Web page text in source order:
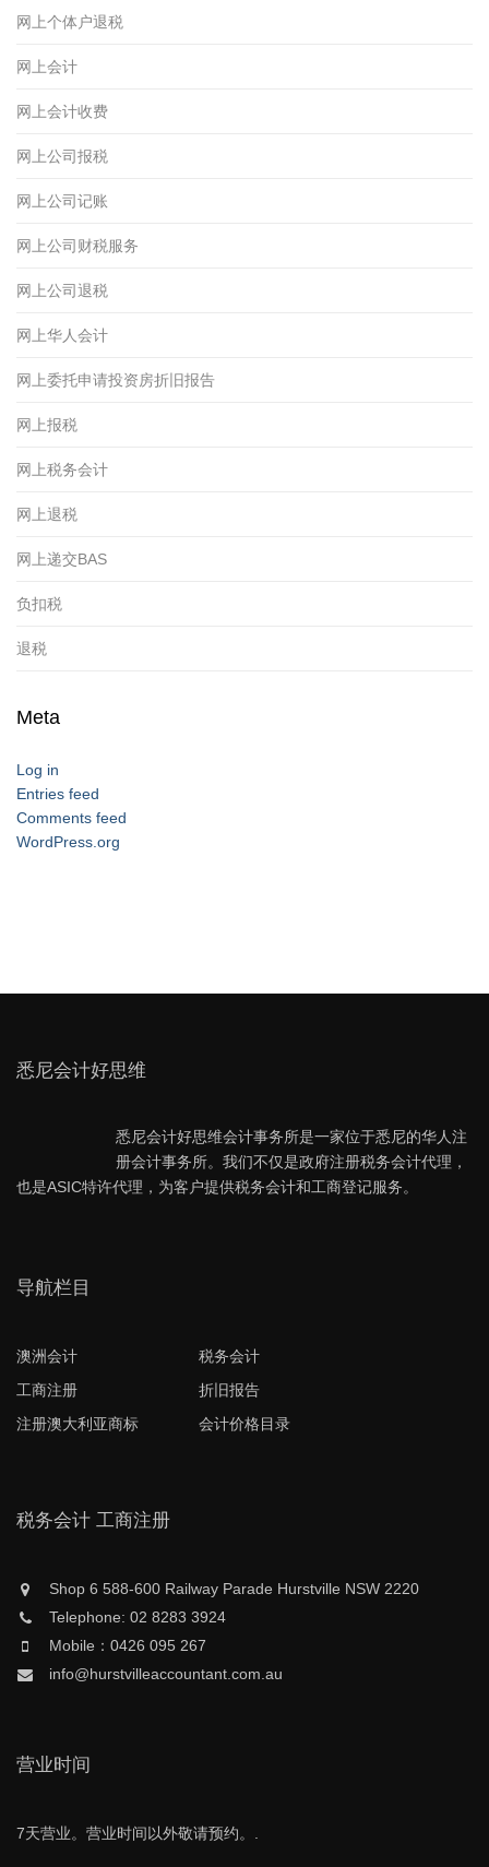
网上个体户退税
网上会计
网上会计收费
网上公司报税
网上公司记账
网上公司财税服务
网上公司退税
网上华人会计
网上委托申请投资房折旧报告
网上报税
网上税务会计
网上退税
网上递交BAS
负扣税
退税
Meta
Log in
Entries feed
Comments feed
WordPress.org
悉尼会计好思维
悉尼会计好思维会计事务所是一家位于悉尼的华人注
册会计事务所。我们不仅是政府注册税务会计代理，
也是ASIC特许代理，为客户提供税务会计和工商登记服务。
导航栏目
澳洲会计
税务会计
工商注册
折旧报告
注册澳大利亚商标
会计价格目录
税务会计 工商注册
Shop 6 588-600 Railway Parade Hurstville NSW 2220
Telephone: 02 8283 3924
Mobile：0426 095 267
info@hurstvilleaccountant.com.au
营业时间
7天营业。营业时间以外敬请预约。.